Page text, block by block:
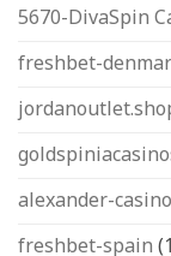
5670-DivaSpin
freshbet-
alexander-casino
freshbet-spain